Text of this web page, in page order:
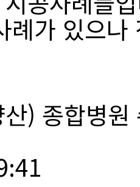
례가 있으
) 종합병